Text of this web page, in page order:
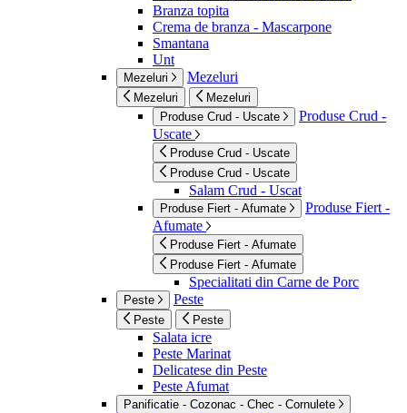
Branza topita
Crema de branza - Mascarpone
Smantana
Unt
Mezeluri Mezeluri
Mezeluri
Mezeluri
Produse Crud - Uscate
Produse Crud -
Uscate
Produse Crud - Uscate
Produse Crud - Uscate
Salam Crud - Uscat
Produse Fiert - Afumate
Produse Fiert -
Afumate
Produse Fiert - Afumate
Produse Fiert - Afumate
Specialitati din Carne de Porc
Peste Peste
Peste Peste
Salata icre
Peste Marinat
Delicatese din Peste
Peste Afumat
Panificatie - Cozonac - Chec - Cornulete